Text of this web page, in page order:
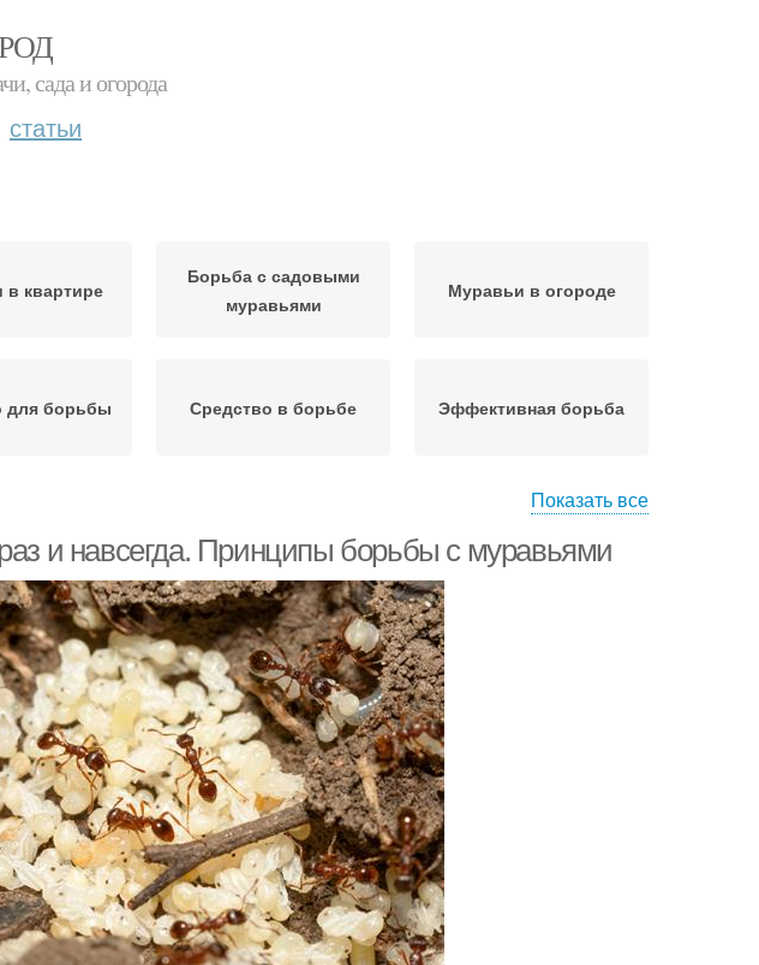
сада и огорода
статьи
квартире
Борьба с садовыми
муравьями
Муравьи в огороде
для борьбы Средство в борьбе Эффективная борьба
муравьи
Знать для эффективной
борьбы
Способы для борьбы
в рассаде Муравьи в теплице
Показать все
и навсегда. Принципы борьбы с муравьями